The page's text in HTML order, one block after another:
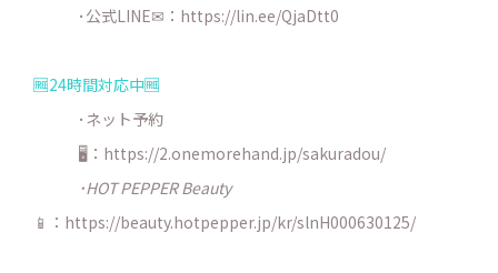
･公式LINE✉： https://lin.ee/QjaDtt0
🆓24時間対応中🆓
･ネット予約
🖥：https://2.onemorehand.jp/sakuradou/
･HOT PEPPER Beauty
📱：https://beauty.hotpepper.jp/kr/slnH000630125/